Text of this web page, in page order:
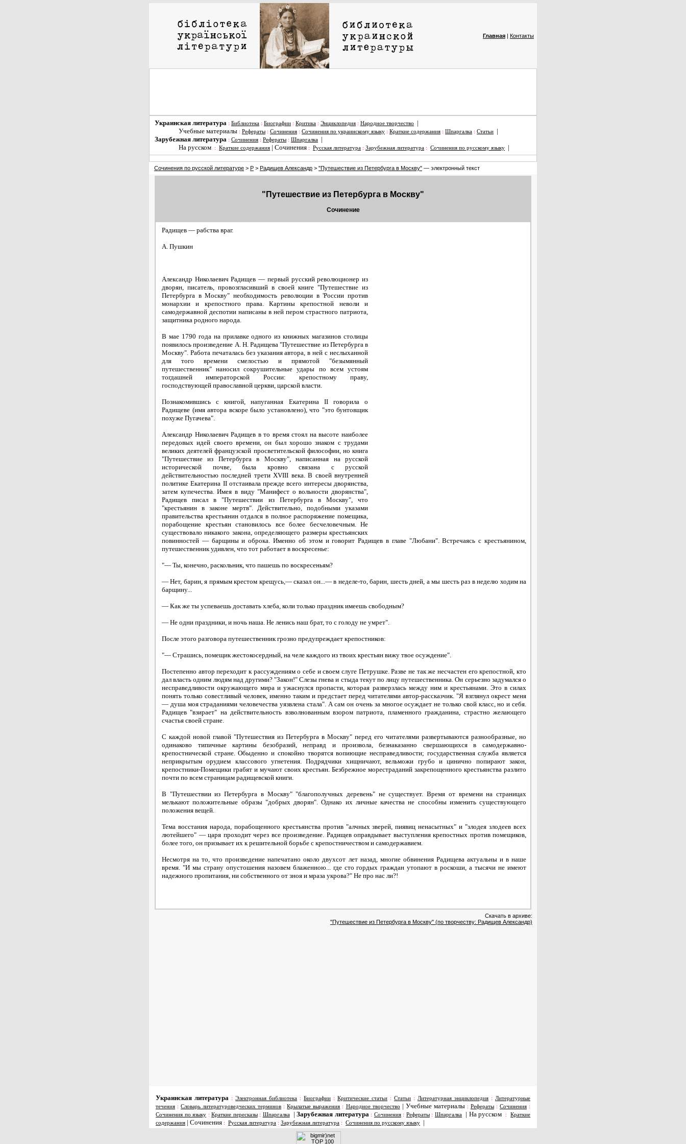
Главная | Контакты
Украинская литература : Библиотека : Биографии : Критика : Энциклопедия : Народное творчество
|
Учебные материалы : Рефераты : Сочинения : Сочинения по украинскому языку : Краткие содержания : Шпаргалка : Статьи
|
Зарубежная литература : Сочинения : Рефераты : Шпаргалка
|
На русском
: Краткие содержания | Сочинения : Русская литература : Зарубежная литература : Сочинения по русскому языку |
Сочинения по русской литературе > Р > Радищев Александр > "Путешествие из Петербурга в Москву" — электронный текст
"Путешествие из Петербурга в Москву"
Сочинение
Радищев — рабства враг.
А. Пушкин
Александр Николаевич Радищев — первый русский революционер из
дворян, писатель, провозгласивший в своей книге "Путешествие из
Петербурга в Москву" необходимость революции в 'России против
монархии и крепостного права. Картины крепостной неволи и
самодержавной деспотии написаны в ней пером страстного патриота,
защитника родного народа.
В мае 1790 года на прилавке одного из книжных магазинов столицы
появилось произведение А. Н. Радищева "Путешествие из Петербурга в
Москву". Работа печаталась без указания автора, в ней с неслыханной
для того времени смелостью и прямотой "безымянный
путешественник" наносил сокрушительные удары по всем устоям
тогдашней императорской России: крепостному праву,
господствующей православной церкви, царской власти.
Познакомившись с книгой, напуганная Екатерина II говорила о
Радищеве (имя автора вскоре было установлено), что "это бунтовщик
похуже Пугачева".
Александр Николаевич Радищев в то время стоял на высоте наиболее
передовых идей своего времени, он был хорошо знаком с трудами
великих деятелей французской просветительской философии, но книга
"Путешествие из Петербурга в Москву", написанная на русской
исторической почве, была кровно связана с русской
действительностью последней трети XVIII века. В своей внутренней
политике Екатерина II отстаивала прежде всего интересы дворянства,
затем купечества. Имея в виду "Манифест о вольности дворянства",
Радищев писал в "Путешествии из Петербурга в Москву", что
"крестьянин в законе мертв". Действительно, подобными указами
правительства крестьянин отдался в полное распоряжение помещика,
порабощение крестьян становилось все более бесчеловечным. Не
существовало никакого закона, определяющего размеры крестьянских
повинностей — барщины и оброка. Именно об этом и говорит Радищев в главе "Любани". Встречаясь с крестьянином,
путешественник удивлен, что тот работает в воскресенье:
"— Ты, конечно, раскольник, что пашешь по воскресеньям?
— Нет, барин, я прямым крестом крещусь,— сказал он...— в неделе-то, барин, шесть дней, а мы шесть раз в неделю ходим на
барщину...
— Как же ты успеваешь доставать хлеба, коли только праздник имеешь свободным?
— Не одни праздники, и ночь наша. Не ленись наш брат, то с голоду не умрет".
После этого разговора путешественник грозно предупреждает крепостников:
"— Страшись, помещик жестокосердный, на челе каждого из твоих крестьян вижу твое осуждение".
Постепенно автор переходит к рассуждениям о себе и своем слуге Петрушке. Разве не так же несчастен его крепостной, кто
дал власть одним людям над другими? "Закон!" Слезы гнева и стыда текут по лицу путешественника. Он серьезно задумался о
несправедливости окружающего мира и ужаснулся пропасти, которая разверзлась между ним и крестьянами. Это в силах
понять только совестливый человек, именно таким и предстает перед читателями автор-рассказчик. "Я взглянул окрест меня
— душа моя страданиями человечества уязвлена стала". А сам он очень за многое осуждает не только свой класс, но и себя.
Радищев "взирает" на действительность взволнованным взором патриота, пламенного гражданина, страстно желающего
счастья своей стране.
С каждой новой главой "Путешествия из Петербурга в Москву" перед его читателями развертываются разнообразные, но
одинаково типичные картины безобразий, неправд и произвола, безнаказанно свершающихся в самодержавно-
крепостнической стране. Обыденно и спокойно творятся вопиющие несправедливости; государственная служба является
неприкрытым орудием классового угнетения. Подрядчики хищничают, вельможи грубо и цинично попирают закон,
крепостники-Помещики грабят и мучают своих крестьян. Безбрежное морестраданий закрепощенного крестьянства разлито
почти по всем страницам радищевской книги.
В "Путешествии из Петербурга в Москву" "благополучных деревень" не существует. Время от времени на страницах
мелькают положительные образы "добрых дворян". Однако их личные качества не способны изменить существующего
положения вещей.
Тема восстания народа, порабощенного крестьянства против "алчных зверей, пиявиц ненасытных" и "злодея злодеев всех
лютейшего" — царя проходит через все произведение. Радищев оправдывает выступления крепостных против помещиков,
более того, он призывает их к решительной борьбе с крепостничеством и самодержавием.
Несмотря на то, что произведение напечатано около двухсот лет назад, многие обвинения Радищева актуальны и в наше
время. "И мы страну опустошения назовем блаженною... где сто гордых граждан утопают в роскоши, а тысячи не имеют
надежного пропитания, ни собственного от зноя и мраза укрова?" Не про нас ли?!
Скачать в архиве:
"Путешествие из Петербурга в Москву" (по творчеству: Радищев Александр)
Украинская литература : Электронная библиотека : Биографии : Критические статьи : Статьи : Литературная энциклопедия : Литературные
течения :Словарь литературоведческих терминов :Крылатые выражения : Народное творчество | Учебные материалы : Рефераты:Сочинения :
Сочинения по языку :Краткие пересказы: Шпаргалка | Зарубежная литература : Сочинения: Рефераты: Шпаргалка | На русском :Краткие
содержания | Сочинения : Русская литература : Зарубежная литература : Сочинения по русскому языку |